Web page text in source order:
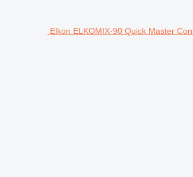
Elkon ELKOMIX-90 Quick Master